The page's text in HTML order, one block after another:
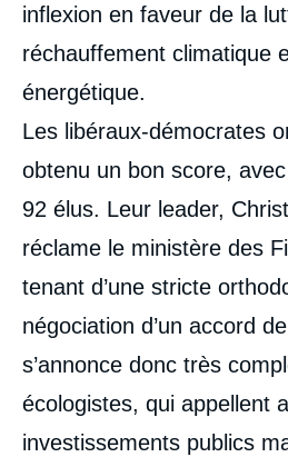
inflexion en faveur de la
réchauffement climatique
énergétique.
Les libéraux-démocrates
obtenu un bon score,
92 élus. Leur leader,
réclame le ministère des
tenant d’une stricte
négociation d’un accord
s’annonce donc très
écologistes, qui appellent
investissements publics